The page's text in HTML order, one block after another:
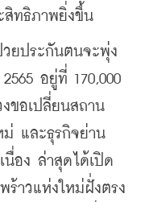
สิทธิภาพยิ่งขึ้น
ยประกันตนจะพุ่ง
อยู่ที่ 170,000
ขอเปลี่ยนสถาน
ม่ และธุรกิจย่าน
นื่อง ล่าสุดได้เปิด
าวแห่งใหม่ฝั่งตรง